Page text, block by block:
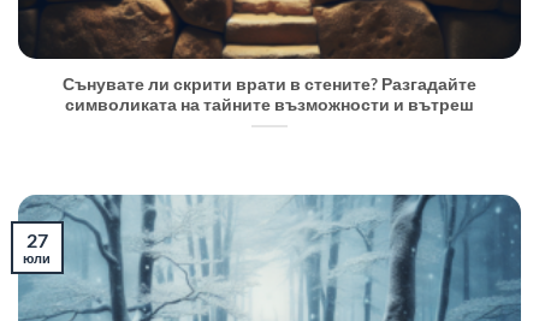
Сънувате ли скрити врати в стените? Разгадайте
символиката на тайните възможности и вътреш
27
юли